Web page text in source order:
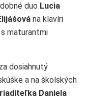
duo Lucia
na klavíri
maturantmi
dosiahnutý
a na školských
riaditeľka Daniela